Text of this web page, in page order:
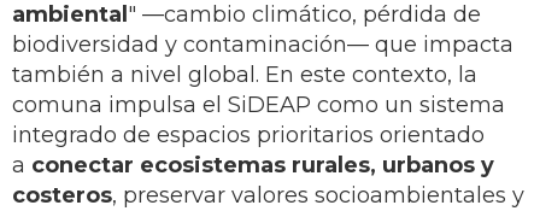
ambiental " —cambio climático, pérdida de
biodiversidad y contaminación— que impacta
también a nivel global. En este contexto, la
comuna impulsa el SiDEAP como un sistema
integrado de espacios prioritarios orientado
a conectar ecosistemas rurales, urbanos y
costeros, preservar valores socioambientales y